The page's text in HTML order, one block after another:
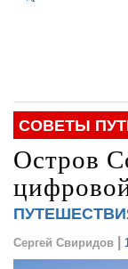
СОВЕТЫ
Остров
Сергей Свиридов |